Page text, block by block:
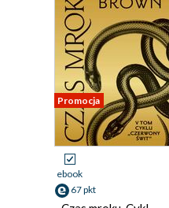
Promocja
ebook
67 pkt